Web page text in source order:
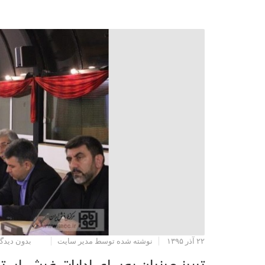
۲۲ آذر ۱۳۹۵ نوشته شده توسط مدیر سایت بدون